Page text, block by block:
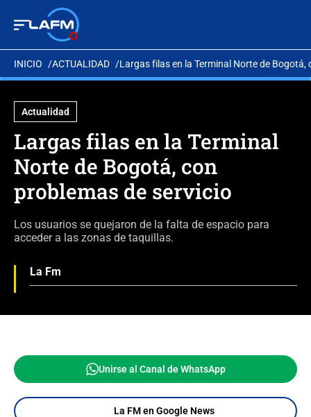
INICIO ACTUALIDAD Largas filas en la Terminal Norte de Bogotá,
Actualidad
Largas filas en la Terminal
Norte de Bogotá, con
problemas de servicio
Los usuarios se quejaron de la falta de espacio para
acceder a las zonas de taquillas.
La Fm
Unirse al Canal de WhatsApp
La FM en Google News